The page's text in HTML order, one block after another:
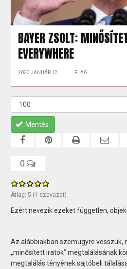
BAYER ZSOLT:
EVERYWHERE
2023 JANUÁR 12. FLAG
Mentés
0
Átlag: 5 (1 szavazat)
Ezért nevezik ezeket független,
Az alábbiakban szemügyre vesszük,
„minősített iratok” megtalálásának
megtalálás tényének sajtóbeli